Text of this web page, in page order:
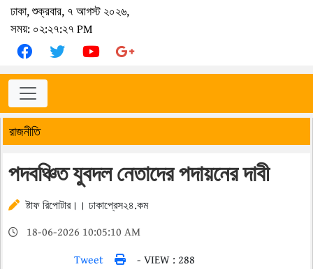
ঢাকা, শুক্রবার, ৭ আগস্ট ২০২৬,
সময়: ০২:২৭:২৭ PM
রাজনীতি
পদবঞ্চিত যুবদল নেতাদের পদায়নের দাবী
ষ্টাফ রিপোটার।। ঢাকাপ্রেস২৪.কম
18-06-2026 10:05:10 AM
Tweet
- VIEW : 288